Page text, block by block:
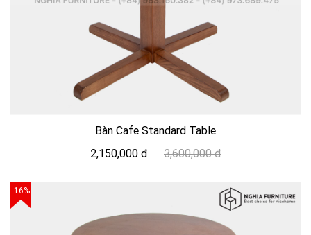
Bàn Cafe Standard Table
2,150,000 đ
3,600,000 đ
-16%